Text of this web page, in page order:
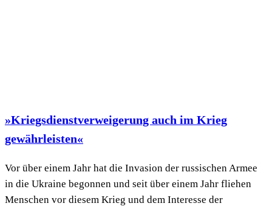
»Kriegsdienstverweigerung auch im Krieg
gewährleisten«
Vor über einem Jahr hat die Invasion der russischen Armee
in die Ukraine begonnen und seit über einem Jahr fliehen
Menschen vor diesem Krieg und dem Interesse der